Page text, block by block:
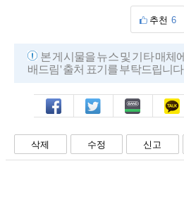
추천 6
본 게시물을 뉴스 및 기타 매체
배드림' 출처 표기를 부탁드립니다
페북 트윗 밴드 카톡
삭제 수정 신고